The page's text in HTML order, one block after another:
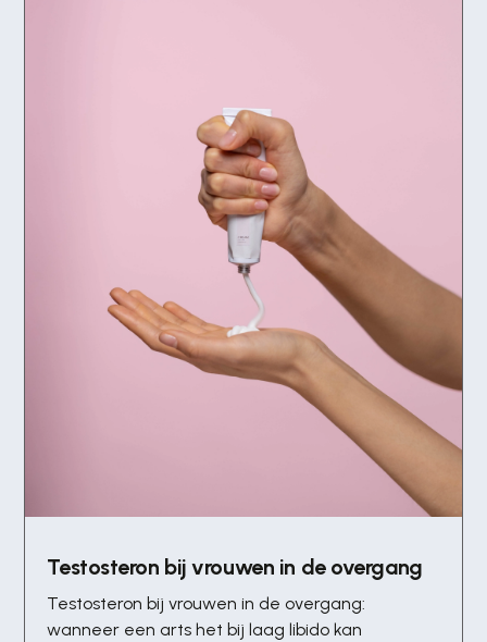
Testosteron bij vrouwen in de overgang
Testosteron bij vrouwen in de overgang:
wanneer een arts het bij laag libido kan